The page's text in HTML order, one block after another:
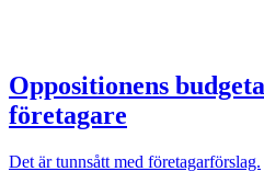
Oppositionens
företagare
Det är tunnsått med företagarförslag.